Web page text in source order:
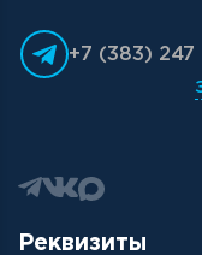
+7 (383) 247
Реквизиты